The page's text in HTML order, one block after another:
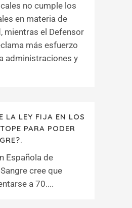
no cumple los
en materia de
mientras el Defensor
más esfuerzo
administraciones y
LA LEY FIJA EN LOS
PARA PODER
Española de
cree que
a 70....